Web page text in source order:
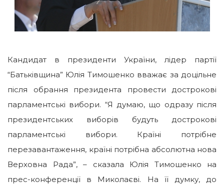
Кандидат в президенти України, лідер партії
“Батьківщина” Юлія Тимошенко вважає за доцільне
після обрання президента провести дострокові
парламентські вибори. “Я думаю, що одразу після
президентських виборів будуть дострокові
парламентські вибори. Країні потрібне
перезавантаження, країні потрібна абсолютна нова
Верховна Рада”, – сказала Юлія Тимошенко на
прес-конференції в Миколаєві. На її думку, до